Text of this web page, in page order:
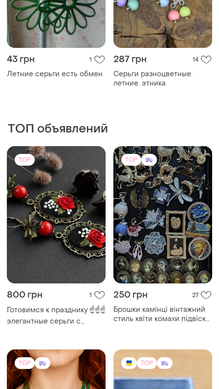
43 грн 1
Летние серьги есть обмен
287 грн 14
Серьги разноцветные.
летние. этника
ТОП объявлений
TOP
800 грн 1
Готовимся к празднику ☝️☝️☝️
элегантные серьги с
вышивкой
TOP
250 грн 27
Брошки камінці вінтажний
стиль квіти комахи підвіски
TOP TOP